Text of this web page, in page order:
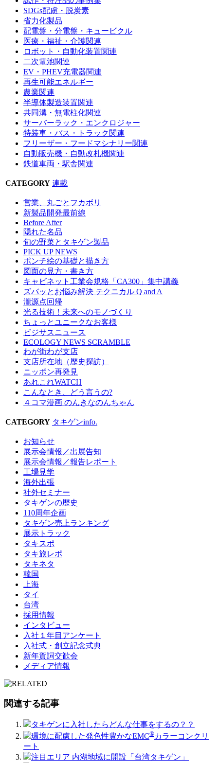
SDGs配慮・脱炭素
省力化製品
配電盤・分電盤・キュービクル
医療・福祉・介護関連
ロボット・自動化装置関連
二次電池関連
EV・PHEV充電器関連
再生可能エネルギー
農業関連
半導体製造装置関連
共同溝・無電柱化関連
サーバーラック・エンクロジャー
特装車・バス・トラック関連
フリーザー・フードマシナリー関連
自動販売機・自動改札機関連
鉄道車両・駅舎関連
CATEGORY 連載
営業、丸ごとフカボリ
新製品開発最前線
Before After
隠れた名品
旬の野菜とタキゲン製品
PICK UP NEWS
ポンチ絵の基礎と描き方
図面の見方・書き方
キャビネット工業会規格「CA300」集中講義
ズバッとお悩み解決 テクニカル Q and A
瀧源点回帰
光る技術！未来へのモノづくり
ちょっとユニークなお客様
ビジサスニュース
ECOLOGY NEWS SCRAMBLE
わが街わが支店
支店所在地（歴史探訪）
ニッポン再発見
あれこれWATCH
こんなとき、どう言うの?
４コマ漫画 のんきなのんちゃん
CATEGORY タキゲンinfo.
お知らせ
展示会情報／出展告知
展示会情報／報告レポート
工場見学
海外出張
社外セミナー
タキゲンの歴史
110周年企画
タキゲン売上ランキング
展示トラック
タキスポ
タキ旅レポ
タキネタ
韓国
上海
タイ
台湾
採用情報
インタビュー
入社１年目アンケート
入社式・創立記念式典
新年賀詞交歓会
メディア情報
関連する記事
タキゲンに入社したらどんな仕事をするの？？
環境に配慮した発色性豊かなEMC®​カラーコンクリ
ート
注目エリア 内湖地域に開設「台湾タキゲン」